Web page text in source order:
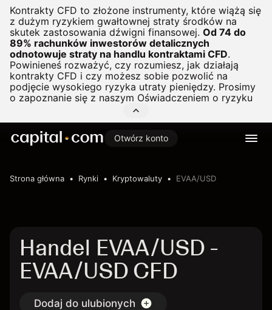
Kontrakty CFD to złożone instrumenty, które wiążą się
z dużym ryzykiem gwałtownej straty środków na
skutek zastosowania dźwigni finansowej. Od 74 do
89% rachunków inwestorów detalicznych
odnotowuje straty na handlu kontraktami CFD.
Powinieneś rozważyć, czy rozumiesz, jak działają
kontrakty CFD i czy możesz sobie pozwolić na
podjęcie wysokiego ryzyka utraty pieniędzy. Prosimy
o zapoznanie się z naszym Oświadczeniem o ryzyku
Otwórz konto
Strona główna Rynki Kryptowaluty EVAA/USD
Handel EVAA/USD -
EVAA/USD CFD
Dodaj do ulubionych